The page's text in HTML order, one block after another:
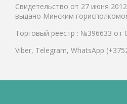
Свидетельство от 27 июня
выдано Минским
Торговый реестр : №396633 от
Viber, Telegram, WhatsApp